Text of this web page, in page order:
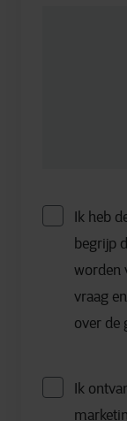
Ik heb
begrijp
worden
vraag
over de
Ik